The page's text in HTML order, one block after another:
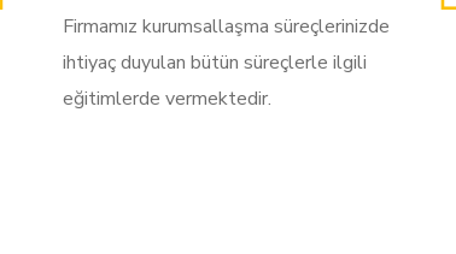
Firmamız kurumsallaşma süreçlerinizde
ihtiyaç duyulan bütün süreçlerle ilgili
eğitimlerde vermektedir.